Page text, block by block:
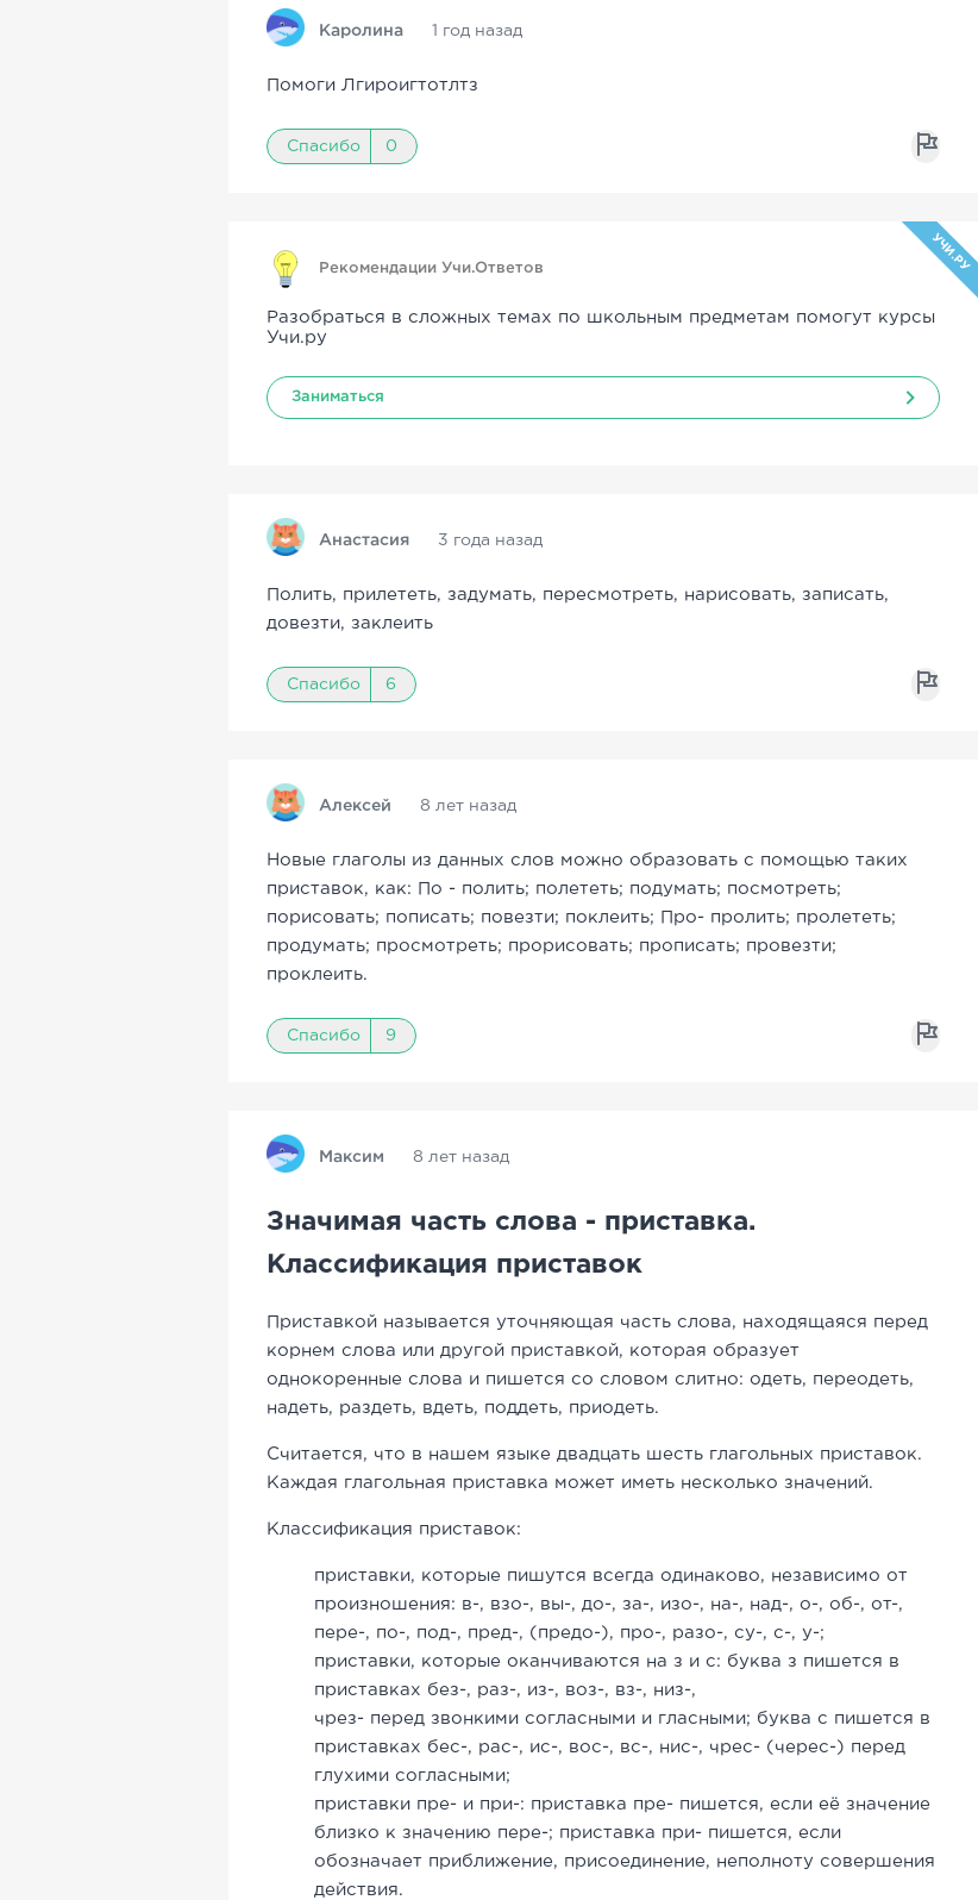
Каролина 1 год назад
Помоги Лгироигтотлтз
Спасибо 0
Рекомендации Учи.Ответов УЧИ.РУ
Разобраться в сложных темах по школьным предметам помогут курсы
Учи.ру
Заниматься
Анастасия 3 года назад
Полить, прилететь, задумать, пересмотреть, нарисовать, записать,
довезти, заклеить
Спасибо 6
Алексей 8 лет назад
Новые глаголы из данных слов можно образовать с помощью таких
приставок, как: По - полить; полететь; подумать; посмотреть;
порисовать; пописать; повезти; поклеить; Про- пролить; пролететь;
продумать; просмотреть; прорисовать; прописать; провезти;
проклеить.
Спасибо 9
Максим 8 лет назад
Значимая часть слова - приставка.
Классификация приставок
Приставкой называется уточняющая часть слова, находящаяся перед
корнем слова или другой приставкой, которая образует
однокоренные слова и пишется со словом слитно: одеть, переодеть,
надеть, раздеть, вдеть, поддеть, приодеть.
Считается, что в нашем языке двадцать шесть глагольных приставок.
Каждая глагольная приставка может иметь несколько значений.
Классификация приставок:
приставки, которые пишутся всегда одинаково, независимо от
произношения: в-, взо-, вы-, до-, за-, изо-, на-, над-, о-, об-, от-,
пере-, по-, под-, пред-, (предо-), про-, разо-, су-, с-, у-;
приставки, которые оканчиваются на з и с: буква з пишется в
приставках без-, раз-, из-, воз-, вз-, низ-,
чрез- перед звонкими согласными и гласными; буква с пишется в
приставках бес-, рас-, ис-, вос-, вс-, нис-, чрес- (черес-) перед
глухими согласными;
приставки пре- и при-: приставка пре- пишется, если её значение
близко к значению пере-; приставка при- пишется, если
обозначает приближение, присоединение, неполноту совершения
действия.